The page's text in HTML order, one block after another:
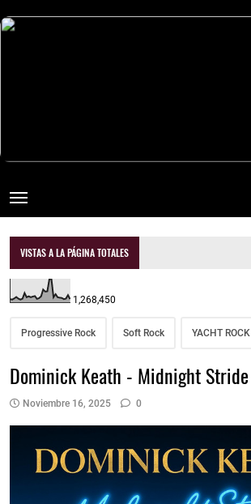
VISTAS A LA PÁGINA TOTALES
1,268,450
Progressive Rock Soft Rock YACHT ROCK
Dominick Keath - Midnight Stride
Noviembre 16, 2025 0